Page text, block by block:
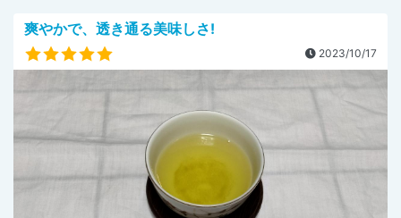
爽やかで、透き通る美味しさ!
2023/10/17